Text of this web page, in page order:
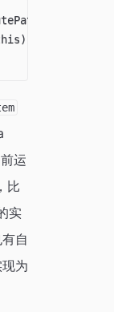
{
运
比
实
自
为